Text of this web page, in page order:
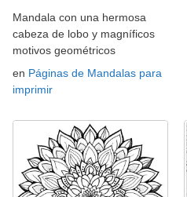
Mandala con una hermosa
cabeza de lobo y magníficos
motivos geométricos
en Páginas de Mandalas para
imprimir